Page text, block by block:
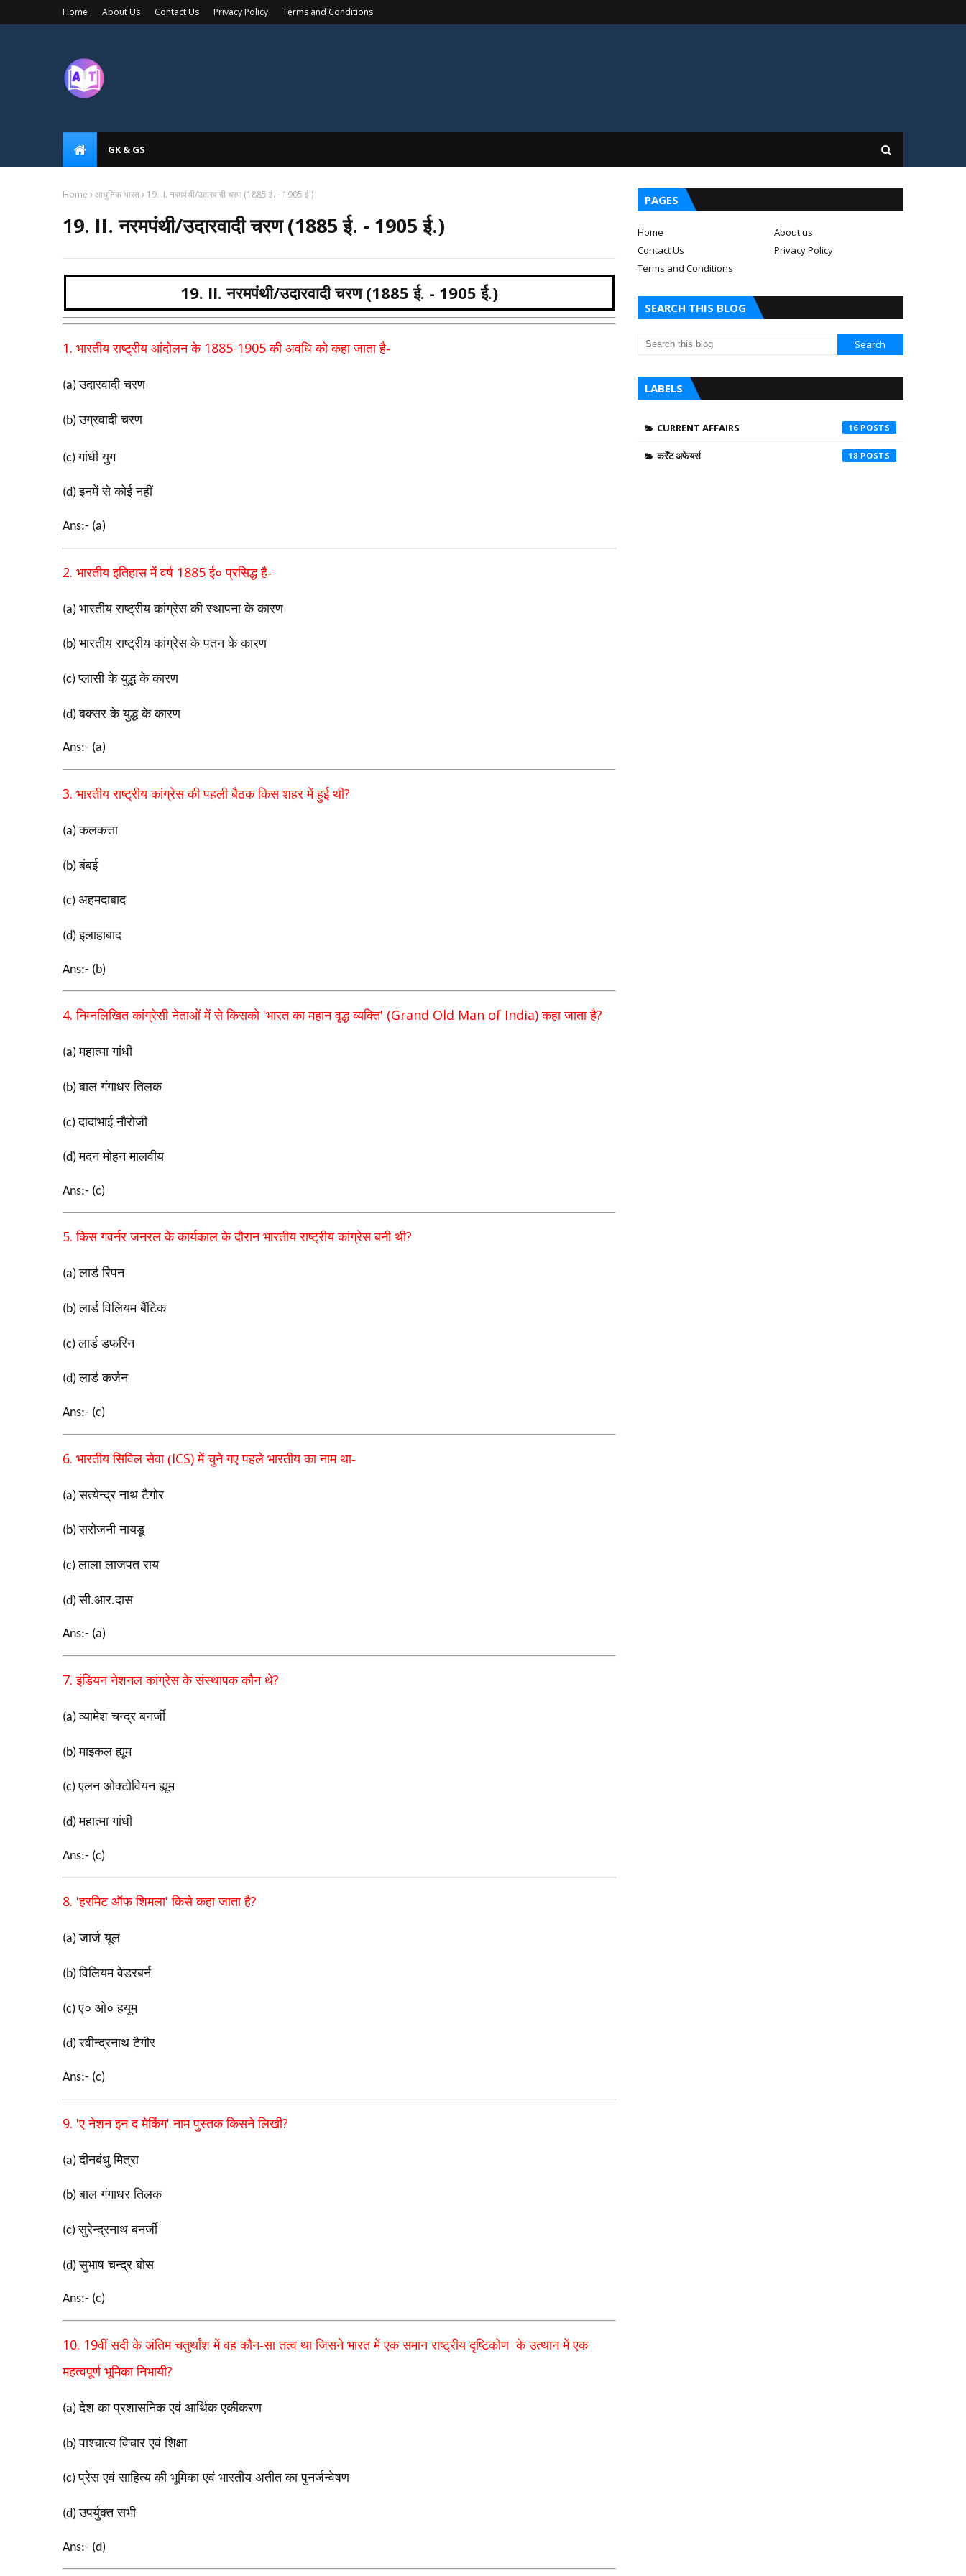
Home About Us Contact Us Privacy Policy Terms and Conditions
GK & GS
Home आधुनिक भारत 19. II. नरमपंथी/उदारवादी चरण (1885 ई. - 1905 ई.)
19. II. नरमपंथी/उदारवादी चरण (1885 ई. - 1905 ई.)
19. II. नरमपंथी/उदारवादी चरण (1885 ई. - 1905 ई.)
1. भारतीय राष्ट्रीय आंदोलन के 1885-1905 की अवधि को कहा जाता है-
(a)उदारवादी चरण
(b)उग्रवादी चरण
(c)गांधी युग
(d)इनमें से कोई नहीं
Ans:- (a)
2. भारतीय इतिहास में वर्ष 1885 ई० प्रसिद्ध है-
(a) भारतीय राष्ट्रीय कांग्रेस की स्थापना के कारण
(b) भारतीय राष्ट्रीय कांग्रेस के पतन के कारण
(c)प्लासी के युद्ध के कारण
(d)बक्सर के युद्ध के कारण
Ans:- (a)
3. भारतीय राष्ट्रीय कांग्रेस की पहली बैठक किस शहर में हुई थी?
(a)कलकत्ता
(b)बंबई
(c) अहमदाबाद
(d)इलाहाबाद
Ans:- (b)
4.निम्नलिखित कांग्रेसी नेताओं में से किसको 'भारत का महान वृद्ध व्यक्ति' (Grand Old Man of India)कहा जाता है?
(a)महात्मा गांधी
(b)बाल गंगाधर तिलक
(c)दादाभाई नौरोजी
(d)मदन मोहन मालवीय
Ans:- (c)
5.किस गवर्नर जनरल के कार्यकाल के दौरान भारतीय राष्ट्रीय कांग्रेस बनी थी?
(a)लार्ड रिपन
(b)लार्ड विलियम बैंटिक
(c)लार्ड डफरिन
(d)लार्ड कर्जन
Ans:- (c)
6. भारतीय सिविल सेवा (ICS)में चुने गए पहले भारतीय का नाम था-
(a)सत्येन्द्र नाथ टैगोर
(b)सरोजनी नायडू
(c)लाला लाजपत राय
(d)सी.आर.दास
Ans:- (a)
7.इंडियन नेशनल कांग्रेस के संस्थापक कौन थे?
(a)व्यामेश चन्द्र बनर्जी
(b)माइकल ह्यूम
(c)एलन ओक्टोवियन ह्यूम
(d)महात्मा गांधी
Ans:- (c)
8. 'हरमिट ऑफ शिमला'किसे कहा जाता है?
(a)जार्ज यूल
(b)विलियम वेडरबर्न
(c)ए० ओ० हयूम
(d)रवीन्द्रनाथ टैगौर
Ans:- (c)
9. 'ए नेशन इन द मेकिंग'नाम पुस्तक किसने लिखी?
(a)दीनबंधु मित्रा
(b)बाल गंगाधर तिलक
(c)सुरेन्द्रनाथ बनर्जी
(d)सुभाष चन्द्र बोस
Ans:- (c)
10. 19वीं सदी के अंतिम चतुर्थांश में वह कौन-सा तत्व था जिसने भारत में एक समान राष्ट्रीय दृष्टिकोणके उत्थान में एक
महत्वपूर्ण भूमिका निभायी?
(a)देश का प्रशासनिक एवं आर्थिक एकीकरण
(b)पाश्चात्य विचार एवं शिक्षा
(c)प्रेस एवं साहित्य की भूमिका एवं भारतीय अतीत का पुनर्जन्वेषण
(d)उपर्युक्त सभी
Ans:- (d)
PAGES
Home
About us
Contact Us
Privacy Policy
Terms and Conditions
SEARCH THIS BLOG
LABELS
CURRENT AFFAIRS 16
कर्रेंट अफेयर्स 18